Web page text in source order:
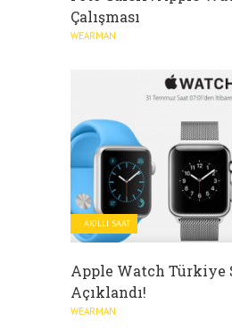
Çalışması
WEARMAN
AKILLI SAAT
Apple Watch Türkiye
Açıklandı!
WEARMAN